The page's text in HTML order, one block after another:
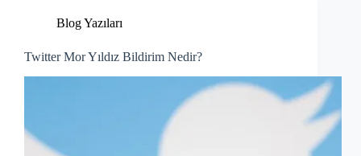
Blog Yazıları
Twitter Mor Yıldız Bildirim Nedir?